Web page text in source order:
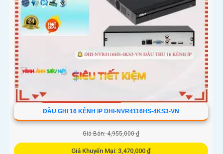
ĐẦU GHI 16 KÊNH IP DHI-NVR4116HS-4KS3-VN
Giá Bán: 4,955,000 ₫
Giá Khuyến Mại: 3,470,000 ₫